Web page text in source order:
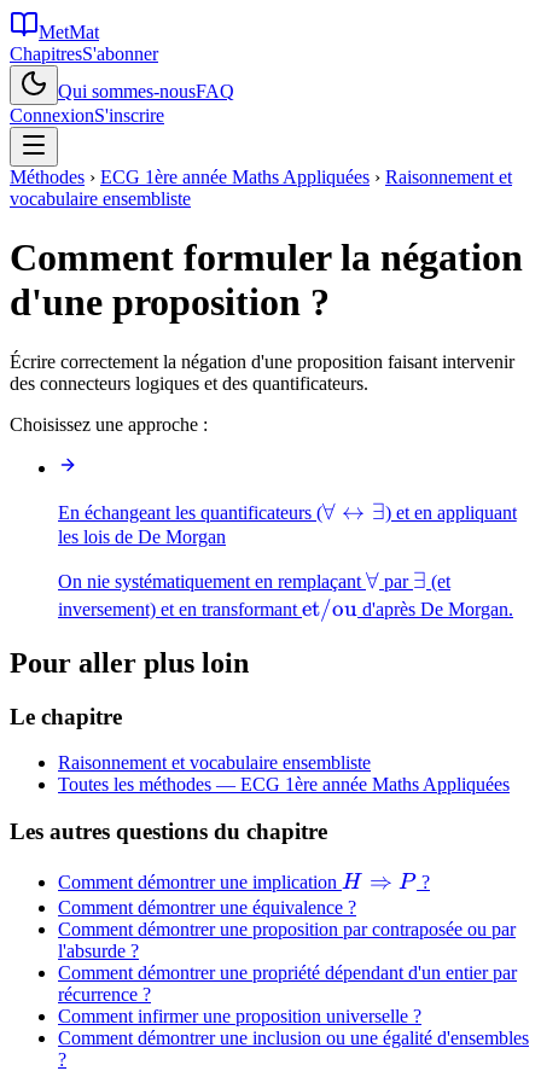
MetMat
ChapitresS'abonner
Qui sommes-nousFAQ
ConnexionS'inscrire
Méthodes › ECG 1ère année Maths Appliquées › Raisonnement et
vocabulaire ensembliste
Comment formuler la négation
d'une proposition ?
Écrire correctement la négation d'une proposition faisant intervenir
des connecteurs logiques et des quantificateurs.
Choisissez une approche :
En échangeant les quantificateurs (∀ ↔ ∃) et en appliquant
les lois de De Morgan
On nie systématiquement en remplaçant \forall
∀ par \exists
∃ (et
inversement) et en transformant \mathrm{et}/
et/ou d'après De Morgan.
Pour aller plus loin
Le chapitre
Raisonnement et vocabulaire ensembliste
Toutes les méthodes — ECG 1ère année Maths Appliquées
Les autres questions du chapitre
Comment démontrer une implication H
\Rightarrow
P
H ⇒ P ?
Comment démontrer une équivalence ?
Comment démontrer une proposition par contraposée ou par
l'absurde ?
Comment démontrer une propriété dépendant d'un entier par
récurrence ?
Comment infirmer une proposition universelle ?
Comment démontrer une inclusion ou une égalité d'ensembles
?